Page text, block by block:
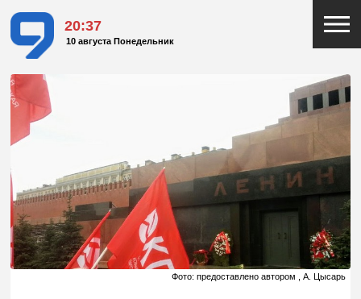
20:37
10 августа Понедельник
Фото: предоставлено автором , А. Цысарь